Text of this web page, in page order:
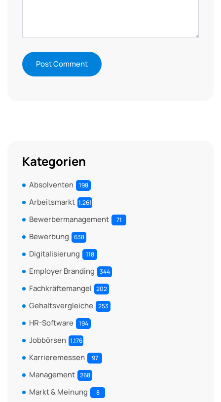
Kategorien
Absolventen 198
Arbeitsmarkt 1.261
Bewerbermanagement 71
Bewerbung 638
Digitalisierung 118
Employer Branding 344
Fachkräftemangel 202
Gehaltsvergleiche 253
HR-Software 194
Jobbörsen 1.176
Karrieremessen 97
Management 268
Markt & Meinung 8